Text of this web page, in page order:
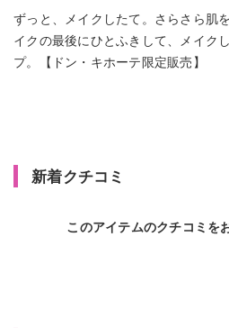
ずっと、メイクしたて。さらさら肌
イクの最後にひとふきして、メイク
プ。【ドン・キホーテ限定販売】
新着クチコミ
このアイテムのクチコミを